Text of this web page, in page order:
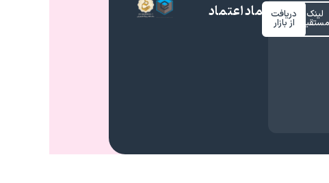
لینک
مستقیم
دریافت
از بازار نماد اعتماد